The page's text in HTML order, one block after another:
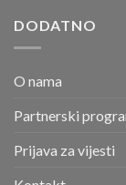
DODATNO
O nama
Partnerski
Prijava za vijesti